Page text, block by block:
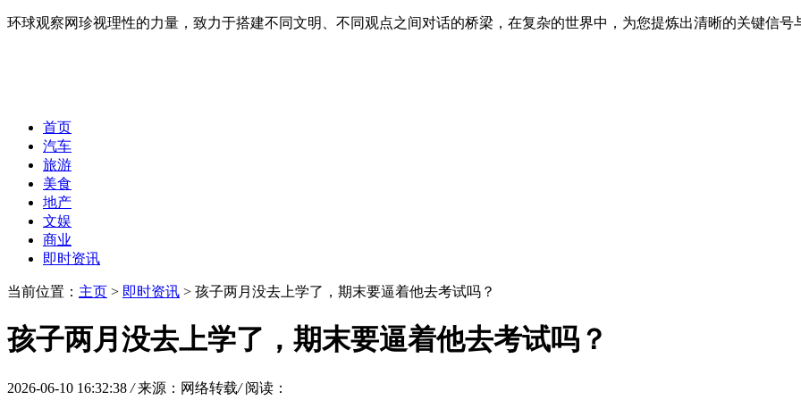
环球观察网珍视理性的力量，致力于搭建不同文明、不同观点之间对话的桥梁，在复杂的世界中，为您提炼出清晰的关键信号
首页
汽车
旅游
美食
地产
文娱
商业
即时资讯
当前位置： 主页 > 即时资讯 > 孩子两月没去上学了，期末要逼着他去考试吗？
孩子两月没去上学了，期末要逼着他去考试吗？
2026-06-10 16:32:38 / 来源：网络转载/ 阅读：